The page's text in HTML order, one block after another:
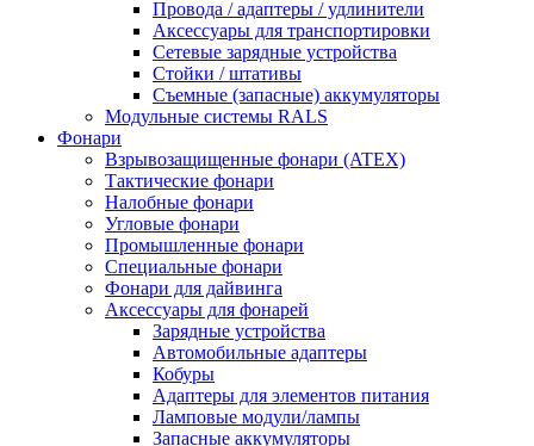
Провода / адаптеры / удлинители
Аксессуары для транспортировки
Сетевые зарядные устройства
Стойки / штативы
Съемные (запасные) аккумуляторы
Модульные системы RALS
Фонари
Взрывозащищенные фонари (ATEX)
Тактические фонари
Налобные фонари
Угловые фонари
Промышленные фонари
Специальные фонари
Фонари для дайвинга
Аксессуары для фонарей
Зарядные устройства
Автомобильные адаптеры
Кобуры
Адаптеры для элементов питания
Ламповые модули/лампы
Запасные аккумуляторы